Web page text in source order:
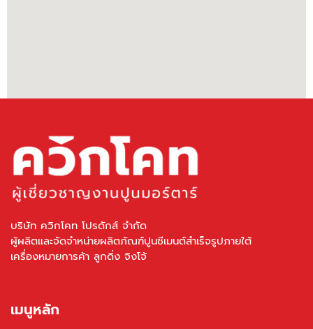
บริษัท ควิกโคท โปรดักส์ จำกัด
ผู้ผลิตและจัดจำหน่ายผลิตภัณฑ์ปูนซีเมนต์สำเร็จรูปภายใต้
เครื่องหมายการค้า ลูกดิ่ง จิงโจ้
เมนูหลัก